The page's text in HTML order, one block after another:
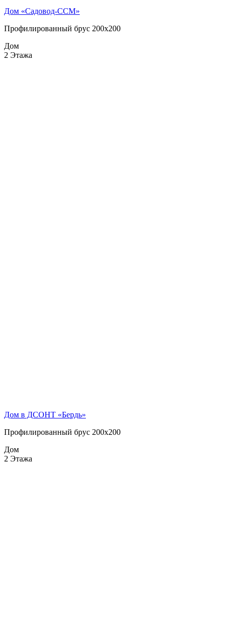
Дом «Садовод-ССМ»
Профилированный брус 200х200
Дом
2 Этажа
Дом в ДСОНТ «Бердь»
Профилированный брус 200х200
Дом
2 Этажа